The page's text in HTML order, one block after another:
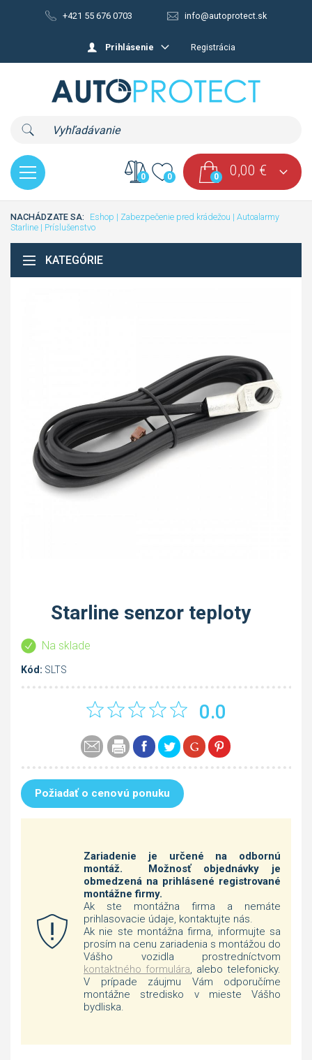
+421 55 676 0703 info@autoprotect.sk
Prihlásenie Registrácia
0 0,00 €
0 0
NACHÁDZATE SA: Eshop | Zabezpečenie pred krádežou | Autoalarmy
Starline | Príslušenstvo
KATEGÓRIE
Starline senzor teploty
Na sklade
Kód: SLTS
0.0
Požiadať o cenovú ponuku
Zariadenie je určené na odbornú
montáž. Možnosť objednávky je
obmedzená na prihlásené registrované
montážne firmy.
Ak ste montážna firma a nemáte
prihlasovacie údaje, kontaktujte nás.
Ak nie ste montážna firma, informujte sa
prosím na cenu zariadenia s montážou do
Vášho vozidla prostredníctvom
kontaktného formulára, alebo telefonicky.
V prípade záujmu Vám odporučíme
montážne stredisko v mieste Vášho
bydliska.